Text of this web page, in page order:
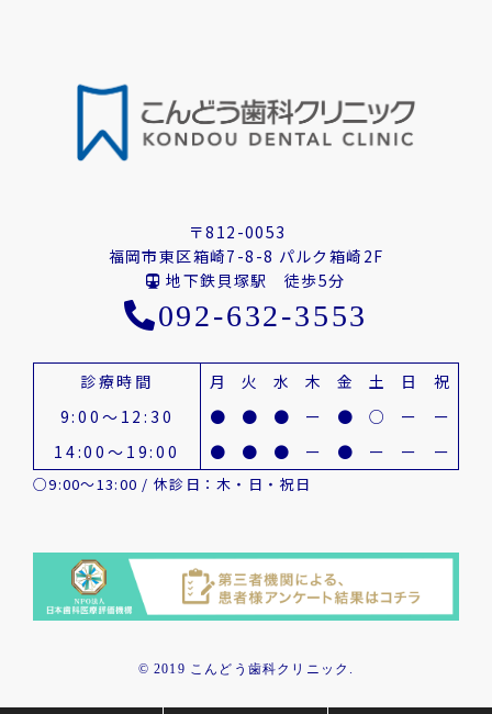
〒812-0053
福岡市東区箱崎7-8-8 パルク箱崎2F
地下鉄貝塚駅 徒歩5分
092-632-3553
診療時間 月 火 水 木 金 土 日
祝
9:00～12:30
● ● ● ー ● ○ ー
ー
14:00～19:00
● ● ● ー ● ー ー ー
○9:00～13:00 / 休診日：木・日・祝日
© 2019 こんどう歯科クリニック.